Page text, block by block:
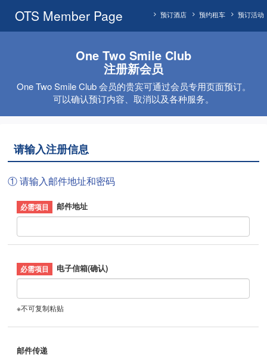
OTS Member Page 预订活动
预约租车
预订酒店
One Two Smile Club
注册新会员
One Two Smile Club 会员的贵宾可通过会员专用页面预订。
可以确认预订内容、取消以及各种服务。
请输入注册信息
① 请输入邮件地址和密码
邮件地址
电子信箱(确认)
※不可复制粘贴
邮件传递